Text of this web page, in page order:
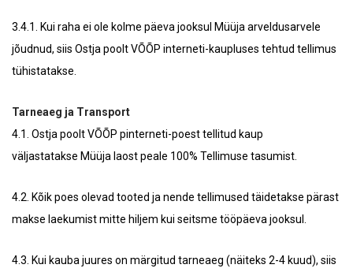
3.4.1. Kui raha ei ole kolme päeva jooksul Müüja arveldusarvele
jõudnud, siis Ostja poolt VÕÕP interneti-kaupluses tehtud tellimus
tühistatakse.
Tarneaeg ja Transport
4.1. Ostja poolt VÕÕP pinterneti-poest tellitud kaup
väljastatakse Müüja laost peale 100% Tellimuse tasumist.
4.2. Kõik poes olevad tooted ja nende tellimused täidetakse pärast
makse laekumist mitte hiljem kui seitsme tööpäeva jooksul.
4.3. Kui kauba juures on märgitud tarneaeg (näiteks 2-4 kuud), siis